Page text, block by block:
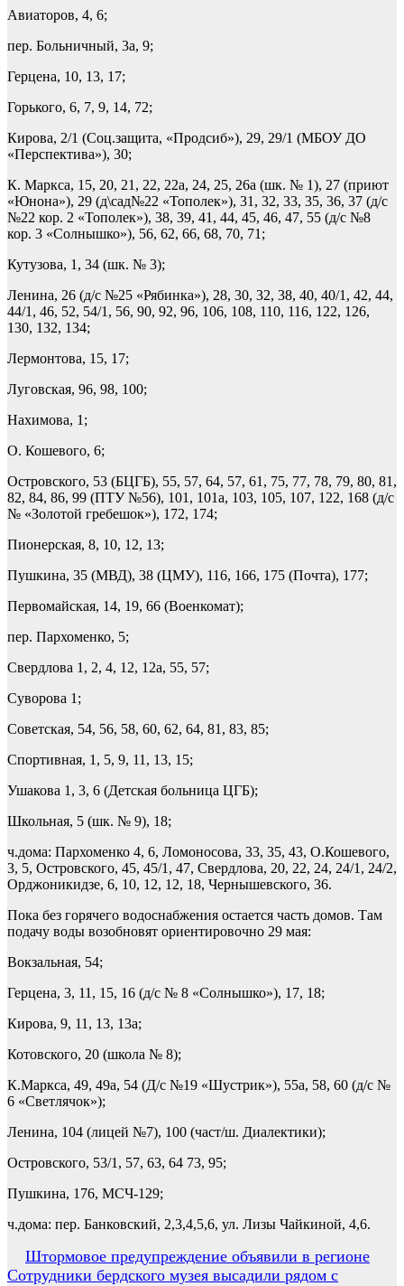
Авиаторов, 4, 6;
пер. Больничный, 3а, 9;
Герцена, 10, 13, 17;
Горького, 6, 7, 9, 14, 72;
Кирова, 2/1 (Соц.защита, «Продсиб»), 29, 29/1 (МБОУ ДО
«Перспектива»), 30;
К. Маркса, 15, 20, 21, 22, 22а, 24, 25, 26а (шк. № 1), 27 (приют
«Юнона»), 29 (д\сад№22 «Тополек»), 31, 32, 33, 35, 36, 37 (д/с
№22 кор. 2 «Тополек»), 38, 39, 41, 44, 45, 46, 47, 55 (д/с №8
кор. 3 «Солнышко»), 56, 62, 66, 68, 70, 71;
Кутузова, 1, 34 (шк. № 3);
Ленина, 26 (д/с №25 «Рябинка»), 28, 30, 32, 38, 40, 40/1, 42, 44,
44/1, 46, 52, 54/1, 56, 90, 92, 96, 106, 108, 110, 116, 122, 126,
130, 132, 134;
Лермонтова, 15, 17;
Луговская, 96, 98, 100;
Нахимова, 1;
О. Кошевого, 6;
Островского, 53 (БЦГБ), 55, 57, 64, 57, 61, 75, 77, 78, 79, 80, 81,
82, 84, 86, 99 (ПТУ №56), 101, 101а, 103, 105, 107, 122, 168 (д/с
№ «Золотой гребешок»), 172, 174;
Пионерская, 8, 10, 12, 13;
Пушкина, 35 (МВД), 38 (ЦМУ), 116, 166, 175 (Почта), 177;
Первомайская, 14, 19, 66 (Военкомат);
пер. Пархоменко, 5;
Свердлова 1, 2, 4, 12, 12а, 55, 57;
Суворова 1;
Советская, 54, 56, 58, 60, 62, 64, 81, 83, 85;
Спортивная, 1, 5, 9, 11, 13, 15;
Ушакова 1, 3, 6 (Детская больница ЦГБ);
Школьная, 5 (шк. № 9), 18;
ч.дома: Пархоменко 4, 6, Ломоносова, 33, 35, 43, О.Кошевого,
3, 5, Островского, 45, 45/1, 47, Свердлова, 20, 22, 24, 24/1, 24/2,
Орджоникидзе, 6, 10, 12, 12, 18, Чернышевского, 36.
️Пока без горячего водоснабжения остается часть домов. Там
подачу воды возобновят ориентировочно 29 мая:
Вокзальная, 54;
Герцена, 3, 11, 15, 16 (д/с № 8 «Солнышко»), 17, 18;
Кирова, 9, 11, 13, 13а;
Котовского, 20 (школа № 8);
К.Маркса, 49, 49а, 54 (Д/с №19 «Шустрик»), 55а, 58, 60 (д/с №
6 «Светлячок»);
Ленина, 104 (лицей №7), 100 (част/ш. Диалектики);
Островского, 53/1, 57, 63, 64 73, 95;
Пушкина, 176, МСЧ-129;
ч.дома: пер. Банковский, 2,3,4,5,6, ул. Лизы Чайкиной, 4,6.
Навигация
Штормовое предупреждение объявили в регионе
Сотрудники бердского музея высадили рядом с